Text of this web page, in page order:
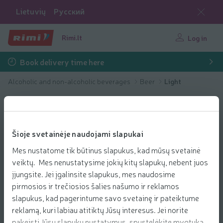
Šioje svetainėje naudojami slapukai
Mes nustatome tik būtinus slapukus, kad mūsų svetainė
veiktų. Mes nenustatysime jokių kitų slapukų, nebent juos
įjungsite. Jei įgalinsite slapukus, mes naudosime
pirmosios ir trečiosios šalies našumo ir reklamos
slapukus, kad pagerintume savo svetainę ir pateiktume
reklamą, kuri labiau atitiktų Jūsų interesus. Jei norite
Lietuvių Русский
Rimi.lt Log in
Book delivery time here
Alcoholic and non-alcoholic beverages Beer Light